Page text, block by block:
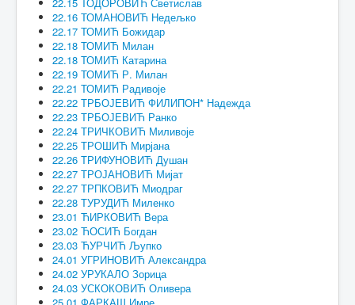
22.16 ТОМАНОВИЋ Недељко
22.17 ТОМИЋ Божидар
22.18 ТОМИЋ Милан
22.18 ТОМИЋ Катарина
22.19 ТОМИЋ Р. Милан
22.21 ТОМИЋ Радивоје
22.22 ТРБОЈЕВИЋ ФИЛИПОН* Надежда
22.23 ТРБОЈЕВИЋ Ранко
22.24 ТРИЧКОВИЋ Миливоје
22.25 ТРОШИЋ Мирјана
22.26 ТРИФУНОВИЋ Душан
22.27 ТРОЈАНОВИЋ Мијат
22.27 ТРПКОВИЋ Миодраг
22.28 ТУРУДИЋ Миленко
23.01 ЋИРКОВИЋ Вера
23.02 ЋОСИЋ Богдан
23.03 ЋУРЧИЋ Љупко
24.01 УГРИНОВИЋ Александра
24.02 УРУКАЛО Зорица
24.03 УСКОКОВИЋ Оливера